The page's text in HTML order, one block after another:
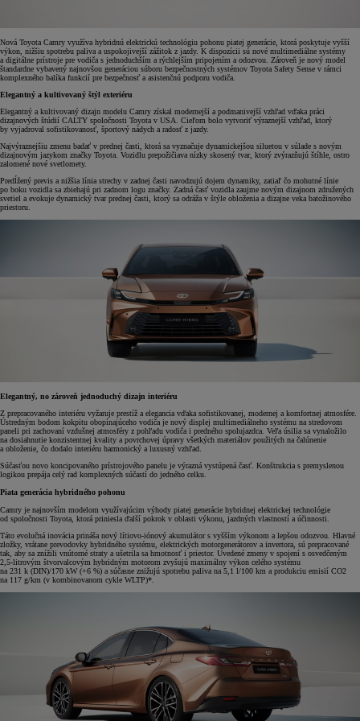
Nová Toyota Camry využíva hybridnú elektrickú technológiu pohonu piatej generácie, ktorá poskytuje vyšší
výkon, nižšiu spotrebu paliva a uspokojivejší zážitok z jazdy. K dispozícii sú nové multimediálne systémy
a digitálne prístroje pre vodiča s jednoduchším a rýchlejším pripojením a odozvou. Zároveň je nový model
štandardne vybavený najnovšou generáciou súboru bezpečnostných systémov Toyota Safety Sense v rámci
komplexného balíka funkcií pre bezpečnosť a asistenčnú podporu vodiča.
Elegantný a kultivovaný štýl exteriéru
Elegantný a kultivovaný dizajn modelu Camry získal modernejší a podmanivejší vzhľad vďaka práci
dizajnových štúdií CALTY spoločnosti Toyota v USA. Cieľom bolo vytvoriť výraznejší vzhľad, ktorý
by vyjadroval sofistikovanosť, športový nádych a radosť z jazdy.
Najvýraznejšiu zmenu badať v prednej časti, ktorá sa vyznačuje dynamickejšou siluetou v súlade s novým
dizajnovým jazykom značky Toyota. Vozidlu prepožičiava nízky skosený tvar, ktorý zvýrazňujú štíhle, ostro
zalomené nové svetlomety.
Predĺžený previs a nižšia línia strechy v zadnej časti navodzujú dojem dynamiky, zatiaľ čo mohutné línie
po boku vozidla sa zbiehajú pri zadnom logu značky. Zadná časť vozidla zaujme novým dizajnom združených
svetiel a evokuje dynamický tvar prednej časti, ktorý sa odráža v štýle obloženia a dizajne veka batožinového
priestoru.
Elegantný, no zároveň jednoduchý dizajn interiéru
Z prepracovaného interiéru vyžaruje prestíž a elegancia vďaka sofistikovanej, modernej a komfortnej atmosfére.
Ústredným bodom kokpitu obopínajúceho vodiča je nový displej multimediálneho systému na stredovom
paneli pri zachovaní vzdušnej atmosféry z pohľadu vodiča i predného spolujazdca. Veľa úsilia sa vynaložilo
na dosiahnutie konzistentnej kvality a povrchovej úpravy všetkých materiálov použitých na čalúnenie
a obloženie, čo dodalo interiéru harmonický a luxusný vzhľad.
Súčasťou novo koncipovaného prístrojového panelu je výrazná vystúpená časť. Konštrukcia s premyslenou
logikou prepája celý rad komplexných súčastí do jedného celku.
Piata generácia hybridného pohonu
Camry je najnovším modelom využívajúcim výhody piatej generácie hybridnej elektrickej technológie
od spoločnosti Toyota, ktorá priniesla ďalší pokrok v oblasti výkonu, jazdných vlastností a účinnosti.
Táto evolučná inovácia prináša nový lítiovo-iónový akumulátor s vyšším výkonom a lepšou odozvou. Hlavné
zložky, vrátane prevodovky hybridného systému, elektrických motorgenerátorov a invertora, sú prepracované
tak, aby sa znížili vnútorné straty a ušetrila sa hmotnosť i priestor. Uvedené zmeny v spojení s osvedčeným
2,5-litrovým štvorvalcovým hybridným motorom zvyšujú maximálny výkon celého systému
na 231 k (DIN)/170 kW (+6 %) a súčasne znižujú spotrebu paliva na 5,1 l/100 km a produkciu emisií CO2
na 117 g/km (v kombinovanom cykle WLTP)*.